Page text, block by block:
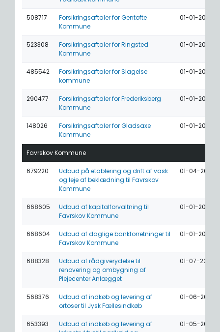
508717
Forsikringsaftaler for Gentofte
Kommune
01-01-2026
523308
Forsikringsaftaler for Ringsted
Kommune
01-01-2026
485542
Forsikringsaftaler for Slagelse
kommune
01-01-2026
290477
Forsikringsaftaler for Frederiksberg
Kommune
01-01-2025
148026
Forsikringsaftaler for Gladsaxe
Kommune
01-01-2024
Favrskov Kommune
679220
Udbud på etablering og drift af vask
og leje af beklædning til Favrskov
Kommune
01-04-2028
668605
Udbud af kapitalforvaltning til
Favrskov Kommune
01-01-2027
668604
Udbud af daglige bankforretninger til
Favrskov Kommune
01-01-2027
688328
Udbud af rådgiverydelse til
renovering og ombygning af
Plejecenter Anlægget
01-07-2026
568376
Udbud af indkøb og levering af
ortoser til Jysk Fællesindkøb
01-06-2026
653393
Udbud af indkøb og levering af
01-05-2026